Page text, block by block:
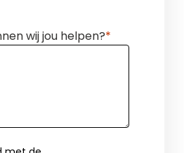
wij jou helpen?